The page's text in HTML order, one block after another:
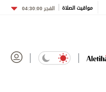
مواقيت الصلاة الفجر 04:30:00